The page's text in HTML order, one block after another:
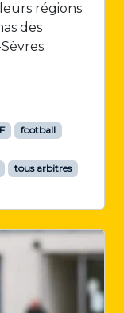
régions.
des
football
tous arbitres